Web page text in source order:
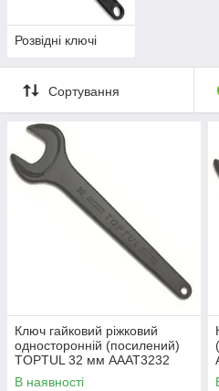
Розвідні ключі
Сортування
Ключ гайковий ріжковий
односторонній (посилений)
TOPTUL 32 мм AAAT3232
В наявності